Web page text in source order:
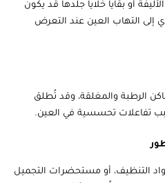
أو بقايا خلايا جلدها قد يكون
التهاب العين عند التعرض
الرطبة والمغلقة، وقد تُطلق
تفاعلات تحسسية في العين.
التنظيف، أو مستحضرات التجميل